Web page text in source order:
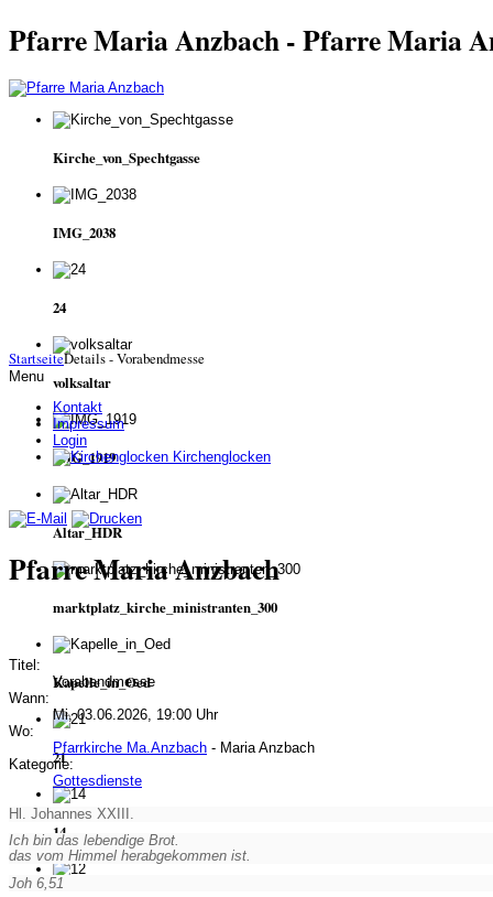
Pfarre Maria Anzbach - Pfarre Maria
Kirche_von_Spechtgasse
IMG_2038
24
volksaltar
IMG_1919
Altar_HDR
marktplatz_kirche_ministranten_300
Kapelle_in_Oed
21
14
StartseiteDetails - Vorabendmesse
Menu
Kontakt
Impressum
Login
Kirchenglocken
Pfarre Maria Anzbach
Titel:
Vorabendmesse
Wann:
Mi, 03.06.2026, 19:00 Uhr
Wo:
Pfarrkirche Ma.Anzbach - Maria Anzbach
Kategorie:
Gottesdienste
Hl. Johannes XXIII.
Ich bin das lebendige Brot.
das vom Himmel herabgekommen ist.
Joh 6,51